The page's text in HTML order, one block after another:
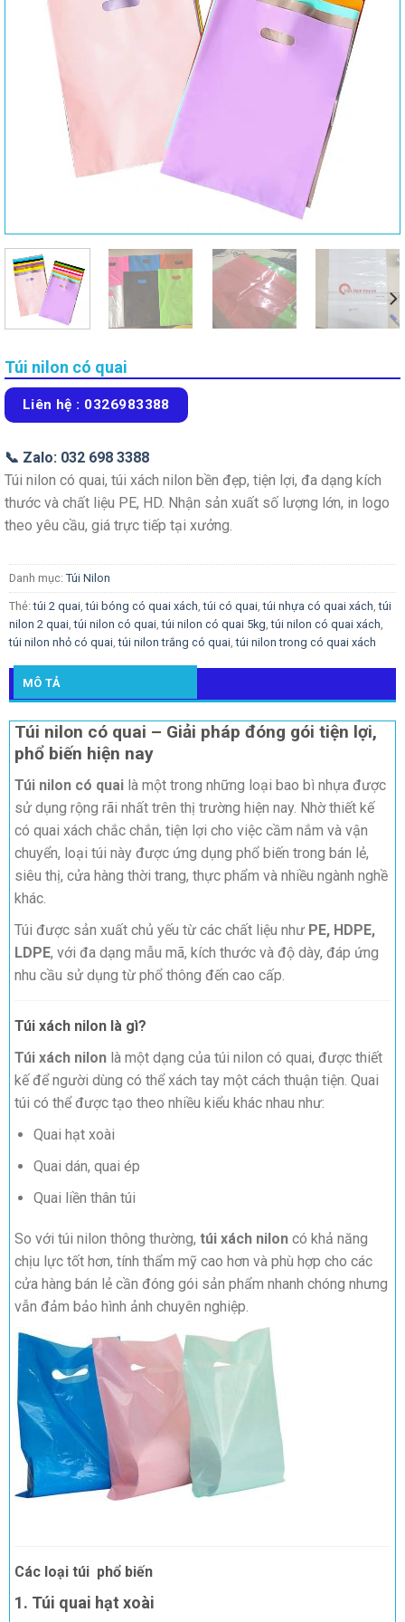
Túi nilon có quai
Liên hệ : 0326983388
📞 Zalo: 032 698 3388
Túi nilon có quai, túi xách nilon bền đẹp, tiện lợi, đa dạng kích
thước và chất liệu PE, HD. Nhận sản xuất số lượng lớn, in logo
theo yêu cầu, giá trực tiếp tại xưởng.
Danh mục: Túi Nilon
Thẻ:túi 2 quai ,túi bóng có quai xách ,túi có quai ,túi nhựa có quai xách ,túi
nilon 2 quai ,túi nilon có quai ,túi nilon có quai 5kg ,túi nilon có quai xách
túi nilon nhỏ có quai ,túi nilon trắng có quai ,túi nilon trong có quai xách
MÔ TẢ
Túi nilon có quai – Giải pháp đóng gói tiện lợi,
phổ biến hiện nay
Túi nilon có quai là một trong những loại bao bì nhựa được
sử dụng rộng rãi nhất trên thị trường hiện nay. Nhờ thiết kế
có quai xách chắc chắn, tiện lợi cho việc cầm nắm và vận
chuyển, loại túi này được ứng dụng phổ biến trong bán lẻ,
siêu thị, cửa hàng thời trang, thực phẩm và nhiều ngành nghề
khác.
Túi được sản xuất chủ yếu từ các chất liệu như PE, HDPE,
LDPE, với đa dạng mẫu mã, kích thước và độ dày, đáp ứng
nhu cầu sử dụng từ phổ thông đến cao cấp.
Túi xách nilon là gì?
Túi xách nilon là một dạng của túi nilon có quai, được thiết
kế để người dùng có thể xách tay một cách thuận tiện. Quai
túi có thể được tạo theo nhiều kiểu khác nhau như:
Quai hạt xoài
Quai dán, quai ép
Quai liền thân túi
So với túi nilon thông thường, túi xách nilon có khả năng
chịu lực tốt hơn, tính thẩm mỹ cao hơn và phù hợp cho các
cửa hàng bán lẻ cần đóng gói sản phẩm nhanh chóng nhưng
vẫn đảm bảo hình ảnh chuyên nghiệp.
Các loại túi phổ biến
1. Túi quai hạt xoài